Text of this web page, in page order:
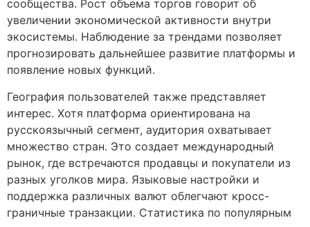
сообщества. Рост объема торгов говорит об
увеличении экономической активности внутри
экосистемы. Наблюдение за трендами позволяет
прогнозировать дальнейшее развитие платформы и
появление новых функций.
География пользователей также представляет
интерес. Хотя платформа ориентирована на
русскоязычный сегмент, аудитория охватывает
множество стран. Это создает международный
рынок, где встречаются продавцы и покупатели из
разных уголков мира. Языковые настройки и
поддержка различных валют облегчают кросс-
граничные транзакции. Статистика по популярным